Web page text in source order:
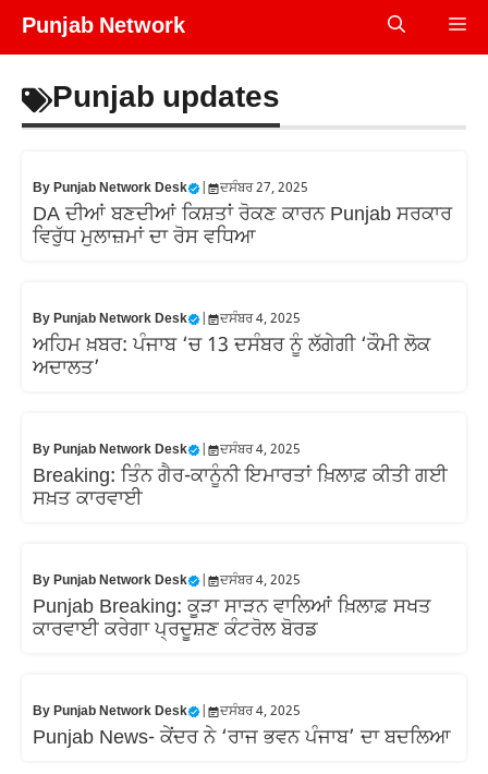
Skip
Punjab Network
Punjab updates
ByPunjab Network Desk ਦਸੰਬਰ 27, 2025
DA ਦੀਆਂ ਬਣਦੀਆਂ ਕਿਸ਼ਤਾਂ ਰੋਕਣ ਕਾਰਨ Punjab ਸਰਕਾਰ
ਵਿਰੁੱਧ ਮੁਲਾਜ਼ਮਾਂ ਦਾ ਰੋਸ ਵਧਿਆ
ByPunjab Network Desk ਦਸੰਬਰ 4, 2025
ਅਹਿਮ ਖ਼ਬਰ: ਪੰਜਾਬ ‘ਚ 13 ਦਸੰਬਰ ਨੂੰ ਲੱਗੇਗੀ ‘ਕੌਮੀ ਲੋਕ
ਅਦਾਲਤ’
ByPunjab Network Desk ਦਸੰਬਰ 4, 2025
Breaking: ਤਿੰਨ ਗੈਰ-ਕਾਨੂੰਨੀ ਇਮਾਰਤਾਂ ਖ਼ਿਲਾਫ਼ ਕੀਤੀ ਗਈ
ਸਖ਼ਤ ਕਾਰਵਾਈ
ByPunjab Network Desk ਦਸੰਬਰ 4, 2025
Punjab Breaking: ਕੂੜਾ ਸਾੜਨ ਵਾਲਿਆਂ ਖ਼ਿਲਾਫ਼ ਸਖਤ
ਕਾਰਵਾਈ ਕਰੇਗਾ ਪ੍ਰਦੂਸ਼ਣ ਕੰਟਰੋਲ ਬੋਰਡ
ByPunjab Network Desk ਦਸੰਬਰ 4, 2025
Punjab News- ਕੇਂਦਰ ਨੇ ‘ਰਾਜ ਭਵਨ ਪੰਜਾਬ’ ਦਾ ਬਦਲਿਆ